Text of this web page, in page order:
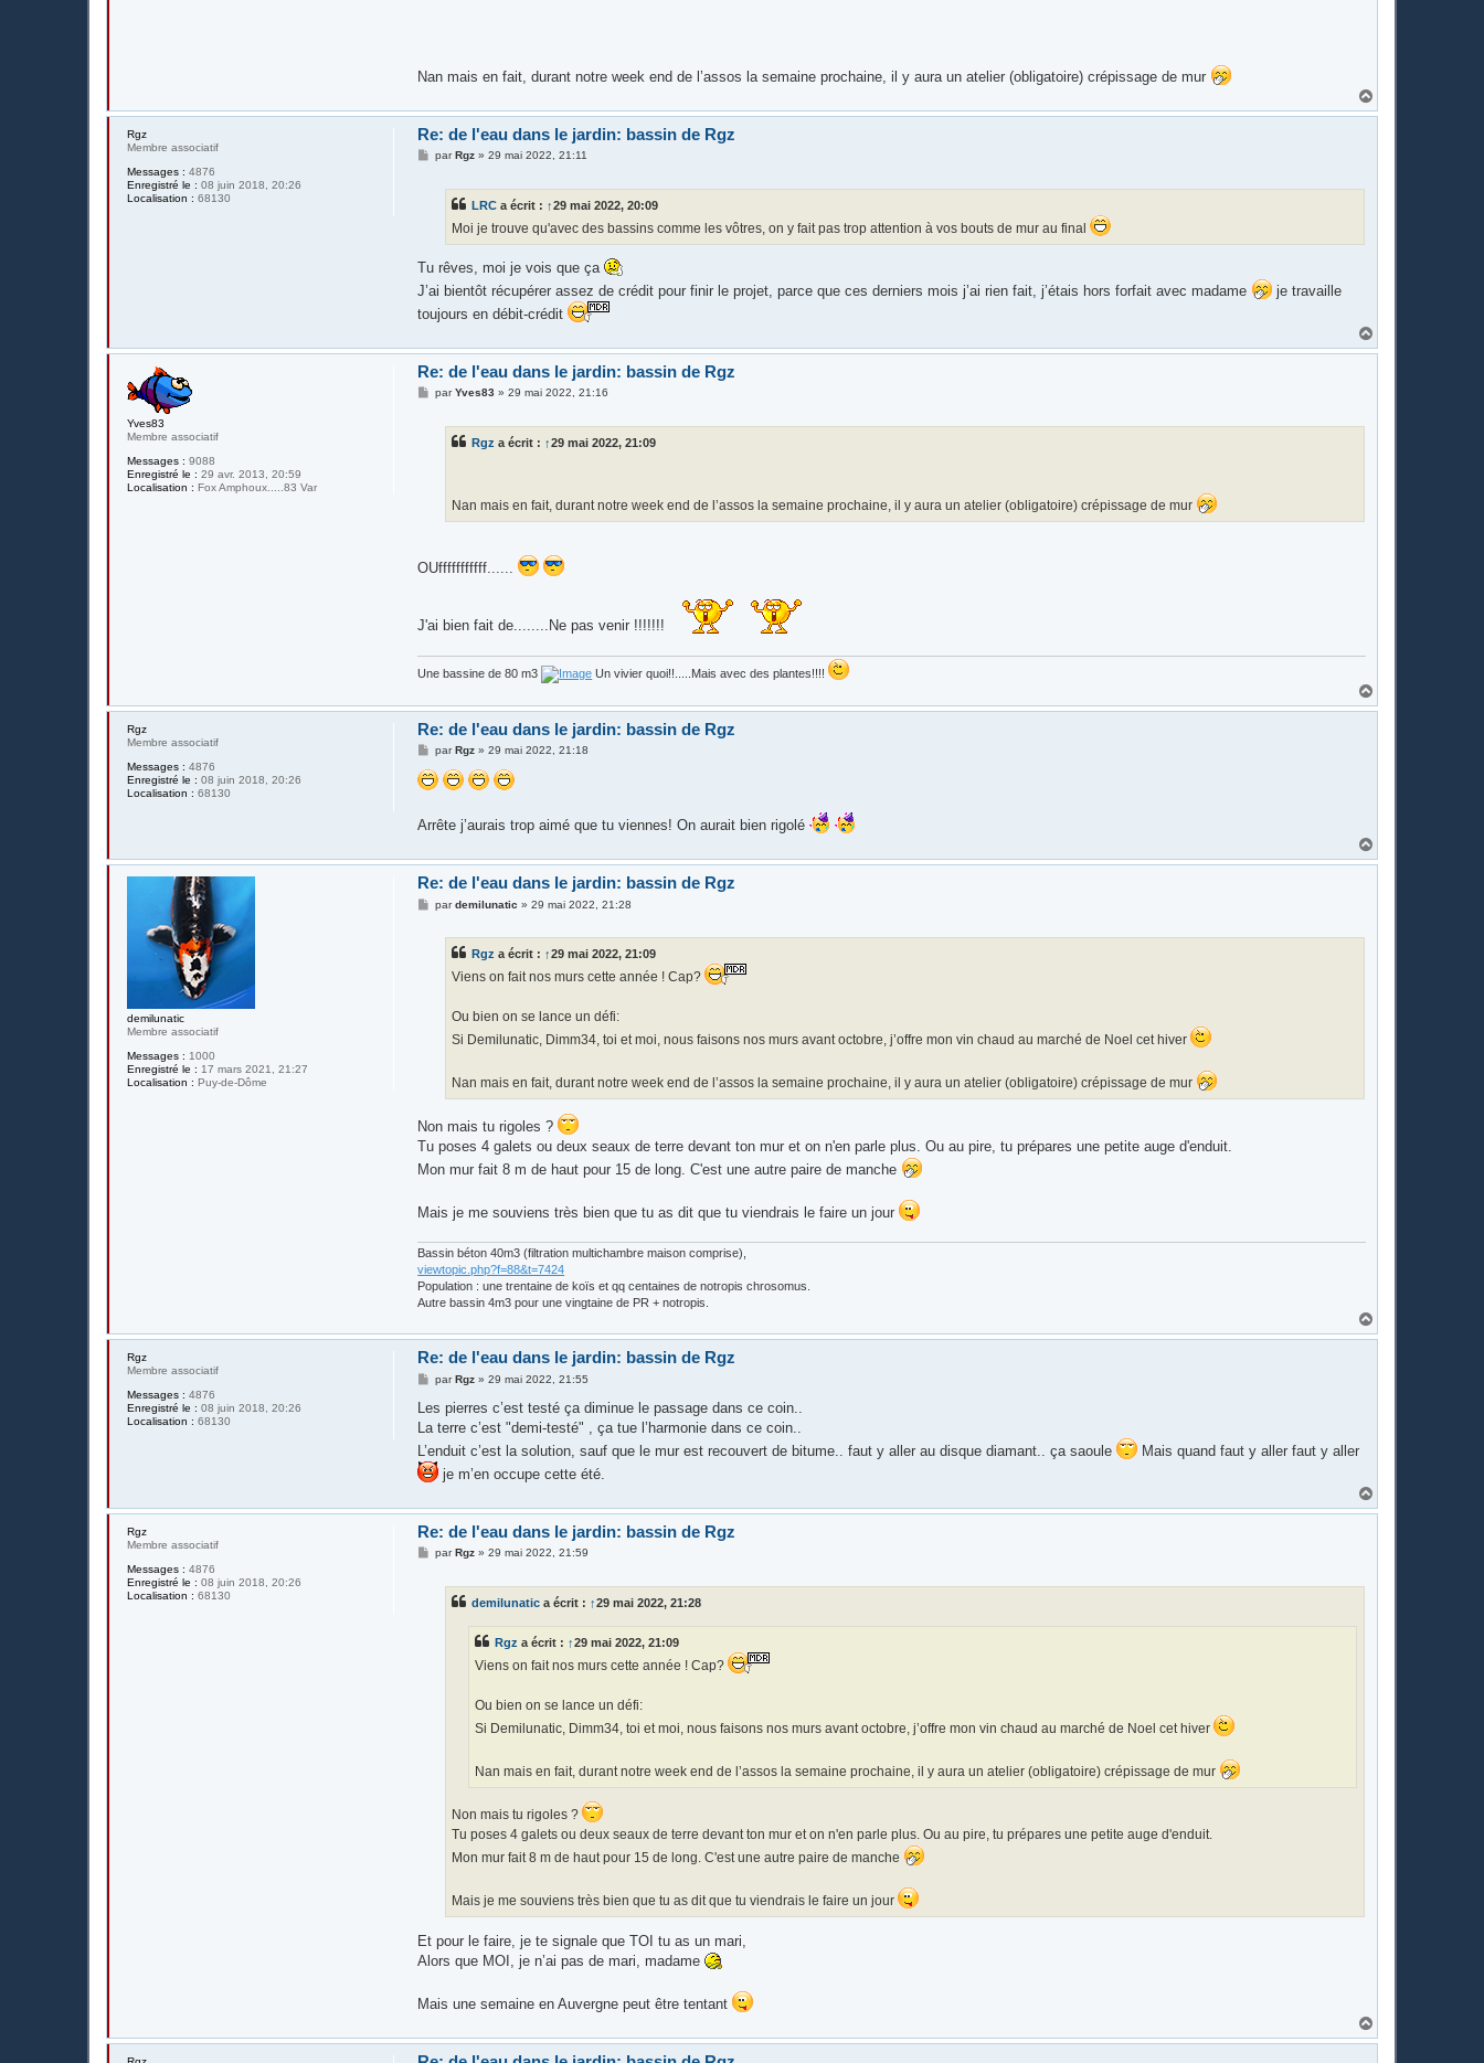
Nan mais en fait, durant notre week end de l’assos la semaine prochaine, il y aura un atelier (obligatoire) crépissage de mur
a
Rgz
Membre associatif
Messages : 4876
Enregistré le : 08 juin 2018, 20:26
Localisation : 68130
Re: de l'eau dans le jardin: bassin de Rgz
MparRgz »29 mai 2022, 21:11
LRC a écrit : ↑29 mai 2022, 20:09
Moi je trouve qu'avec des bassins comme les vôtres, on y fait pas trop attention à vos bouts de mur au final
Tu rêves, moi je vois que ça
J’ai bientôt récupérer assez de crédit pour finir le projet, parce que ces derniers mois j’ai rien fait, j’étais hors forfait avec madame
je travaille
toujours en débit-crédit
a
Yves83
Membre associatif
Messages : 9088
Enregistré le : 29 avr. 2013, 20:59
Localisation : Fox Amphoux.....83 Var
Re: de l'eau dans le jardin: bassin de Rgz
MparYves83 »29 mai 2022, 21:16
Rgz a écrit : ↑29 mai 2022, 21:09
Nan mais en fait, durant notre week end de l’assos la semaine prochaine, il y aura un atelier (obligatoire) crépissage de mur
OUfffffffffff......
J'ai bien fait de........Ne pas venir !!!!!!!
Une bassine de 80 m3 Un vivier quoi!!.....Mais avec des plantes!!!!
a
Rgz
Membre associatif
Messages : 4876
Enregistré le : 08 juin 2018, 20:26
Localisation : 68130
Re: de l'eau dans le jardin: bassin de Rgz
M
s
s
e
parRgz »29 mai 2022, 21:18
Arrête j’aurais trop aimé que tu viennes! On aurait bien rigolé
a
demilunatic
Membre associatif
Messages : 1000
Enregistré le : 17 mars 2021, 21:27
Localisation : Puy-de-Dôme
Re: de l'eau dans le jardin: bassin de Rgz
Mpardemilunatic »29 mai 2022, 21:28
Rgz a écrit : ↑29 mai 2022, 21:09
Viens on fait nos murs cette année ! Cap?
Ou bien on se lance un défi:
Si Demilunatic, Dimm34, toi et moi, nous faisons nos murs avant octobre, j’offre mon vin chaud au marché de Noel cet hiver
Nan mais en fait, durant notre week end de l’assos la semaine prochaine, il y aura un atelier (obligatoire) crépissage de mur
Non mais tu rigoles ?
Tu poses 4 galets ou deux seaux de terre devant ton mur et on n'en parle plus. Ou au pire, tu prépares une petite auge d'enduit.
Mon mur fait 8 m de haut pour 15 de long. C'est une autre paire de manche
Mais je me souviens très bien que tu as dit que tu viendrais le faire un jour
Bassin béton 40m3 (filtration multichambre maison comprise),
viewtopic.php?f=88&t=7424
Population : une trentaine de koïs et qq centaines de notropis chrosomus.
Autre bassin 4m3 pour une vingtaine de PR + notropis.
a
Rgz
Membre associatif
Messages : 4876
Enregistré le : 08 juin 2018, 20:26
Localisation : 68130
Re: de l'eau dans le jardin: bassin de Rgz
M
s
a
e
parRgz »29 mai 2022, 21:55
Les pierres c’est testé ça diminue le passage dans ce coin..
La terre c’est "demi-testé" , ça tue l’harmonie dans ce coin..
L’enduit c’est la solution, sauf que le mur est recouvert de bitume.. faut y aller au disque diamant.. ça saoule
Mais quand faut y aller faut y aller
je m’en occupe cette été.
a
Rgz
Membre associatif
Messages : 4876
Enregistré le : 08 juin 2018, 20:26
Localisation : 68130
Re: de l'eau dans le jardin: bassin de Rgz
MparRgz »29 mai 2022, 21:59
demilunatic a écrit : ↑29 mai 2022, 21:28
Rgz a écrit : ↑29 mai 2022, 21:09
Viens on fait nos murs cette année ! Cap?
Ou bien on se lance un défi:
Si Demilunatic, Dimm34, toi et moi, nous faisons nos murs avant octobre, j’offre mon vin chaud au marché de Noel cet hiver
Nan mais en fait, durant notre week end de l’assos la semaine prochaine, il y aura un atelier (obligatoire) crépissage de mur
Non mais tu rigoles ?
Tu poses 4 galets ou deux seaux de terre devant ton mur et on n'en parle plus. Ou au pire, tu prépares une petite auge d'enduit.
Mon mur fait 8 m de haut pour 15 de long. C'est une autre paire de manche
Mais je me souviens très bien que tu as dit que tu viendrais le faire un jour
Et pour le faire, je te signale que TOI tu as un mari,
Alors que MOI, je n’ai pas de mari, madame
Mais une semaine en Auvergne peut être tentant
a